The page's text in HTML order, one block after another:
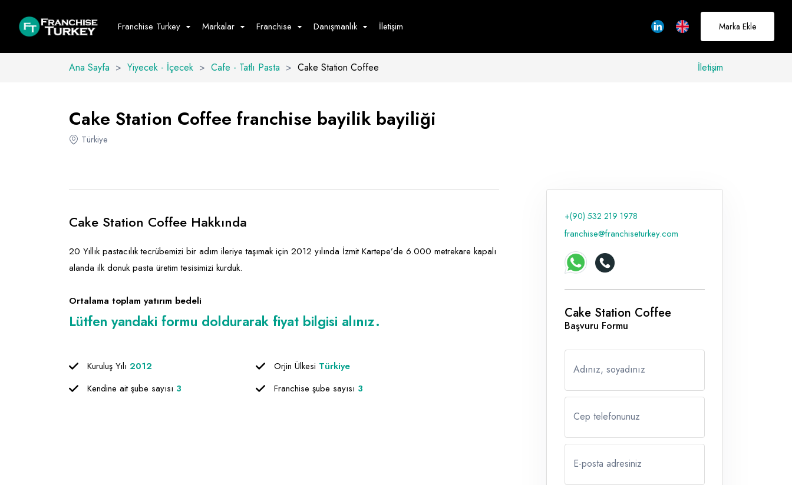
Franchise Turkey Markalar
Hepsini Göster
buradayız
Hakkımızda
Franchise Danışmanlık İletişim Marka Ekle
Ana Sayfa > Yiyecek - İçecek > Cafe - Tatlı Pasta > Cake Station Coffee İletişim
Cake Station Coffee franchise bayilik bayiliği
Türkiye
Cake Station Coffee Hakkında
20 Yıllık pastacılık tecrübemizi bir adım ileriye taşımak için 2012 yılında İzmit Kartepe’de 6.000 metrekare kapalı
alanda ilk donuk pasta üretim tesisimizi kurduk.
Ortalama toplam yatırım bedeli
Lütfen yandaki formu doldurarak fiyat bilgisi alınız.
Kuruluş Yılı 2012 Orjin Ülkesi Türkiye
Kendine ait şube sayısı 3 Franchise şube sayısı 3
+(90) 532 219 1978
franchise@franchiseturkey.com
Cake Station Coffee
Başvuru Formu
Adınız, soyadınız
Cep telefonunuz
E-posta adresiniz